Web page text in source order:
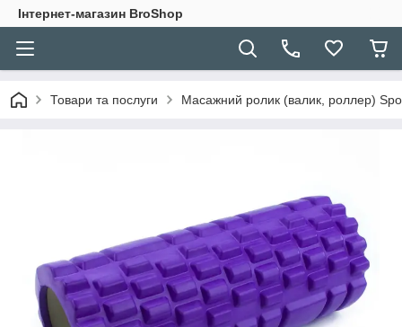
Інтернет-магазин BroShop
Товари та послуги Масажний ролик (валик, роллер)